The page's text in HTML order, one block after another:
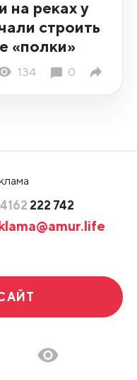
на реках у
строить
«полки»
134 0
222 742